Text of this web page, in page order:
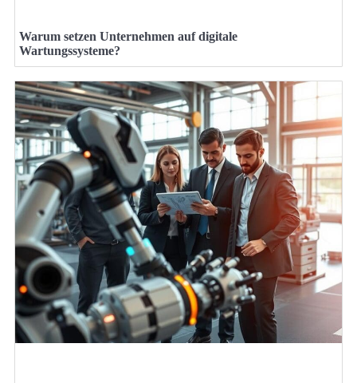
Warum setzen Unternehmen auf digitale
Wartungssysteme?